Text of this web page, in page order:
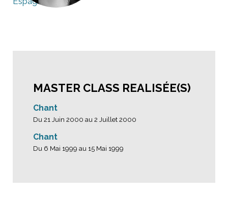
MASTER CLASS REALISÉE(S)
Chant
Du 21 Juin 2000 au 2 Juillet 2000
Chant
Du 6 Mai 1999 au 15 Mai 1999